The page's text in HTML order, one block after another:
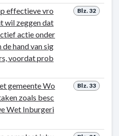
Blz. 32
effectieve vro
wil zeggen dat
actie onder
de hand van sig
voordat prob
Blz. 33
gemeente Wo
zoals besc
Wet Inburgeri